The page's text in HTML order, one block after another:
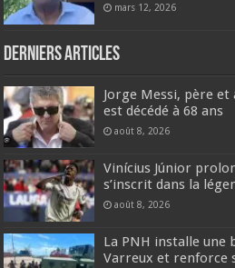
mars 12, 2026
Derniers articles
Jorge Messi, père
est décédé à 68 ans
août 8, 2026
Vinícius Júnior
s’inscrit dans la
août 8, 2026
La PNH installe une
Varreux et renforce